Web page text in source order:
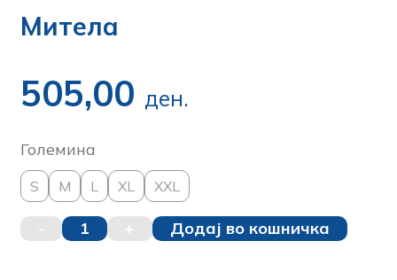
Митела
505,00 ден.
Големина
S M L XL XXL
- 1 + Додај во кошничка